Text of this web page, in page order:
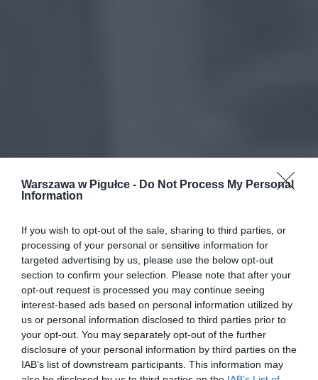
Warszawa w Pigułce - Do Not Process My Personal
Information
If you wish to opt-out of the sale, sharing to third parties, or
processing of your personal or sensitive information for
targeted advertising by us, please use the below opt-out
section to confirm your selection. Please note that after your
opt-out request is processed you may continue seeing
interest-based ads based on personal information utilized by
us or personal information disclosed to third parties prior to
your opt-out. You may separately opt-out of the further
disclosure of your personal information by third parties on the
IAB’s list of downstream participants. This information may